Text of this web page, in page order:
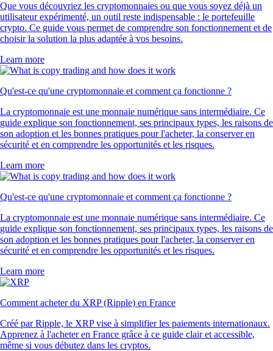
Que vous découvriez les cryptomonnaies ou que vous soyez déjà un
utilisateur expérimenté, un outil reste indispensable : le portefeuille
crypto. Ce guide vous permet de comprendre son fonctionnement et de
choisir la solution la plus adaptée à vos besoins.
Learn more
Qu'est-ce qu'une cryptomonnaie et comment ça fonctionne ?
La cryptomonnaie est une monnaie numérique sans intermédiaire. Ce
guide explique son fonctionnement, ses principaux types, les raisons de
son adoption et les bonnes pratiques pour l'acheter, la conserver en
sécurité et en comprendre les opportunités et les risques.
Learn more
Qu'est-ce qu'une cryptomonnaie et comment ça fonctionne ?
La cryptomonnaie est une monnaie numérique sans intermédiaire. Ce
guide explique son fonctionnement, ses principaux types, les raisons de
son adoption et les bonnes pratiques pour l'acheter, la conserver en
sécurité et en comprendre les opportunités et les risques.
Learn more
Comment acheter du XRP (Ripple) en France
Créé par Ripple, le XRP vise à simplifier les paiements internationaux.
Apprenez à l'acheter en France grâce à ce guide clair et accessible,
même si vous débutez dans les cryptos.